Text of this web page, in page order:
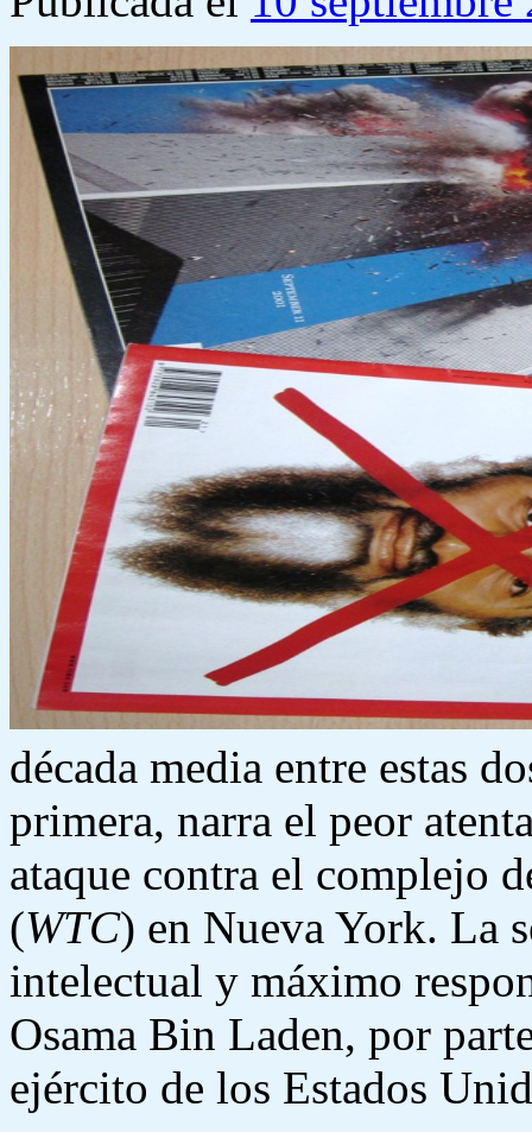
década media entre estas
primera, narra el peor
ataque contra el complejo
(WTC) en Nueva York. La
intelectual y máximo
Osama Bin Laden, por
ejército de los Estados